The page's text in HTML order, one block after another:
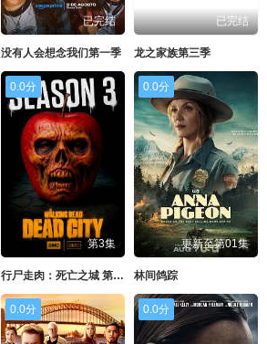
已完结
没有人会想念我们第一季
已完结
龙之家族第三季
0.0分
第3集
行尸走肉：死亡之城 第三季
0.0分
更新至第01集
林间鸽踪
0.0分 0.0分